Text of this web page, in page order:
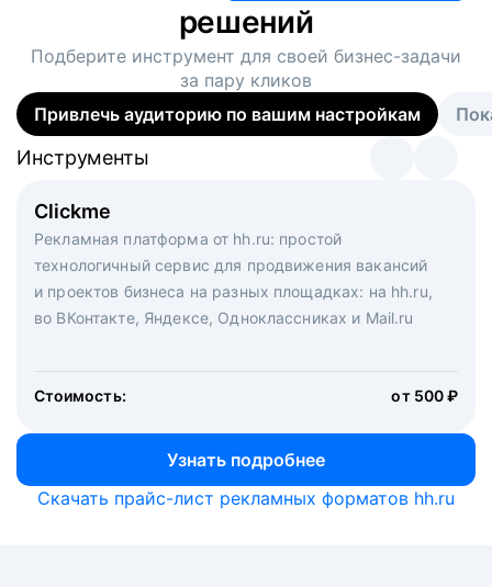
решений
Подберите инструмент для своей бизнес-задачи
за пару кликов
Привлечь аудиторию по вашим настройкам
Clickme
Рекламная платформа от hh.ru: простой
технологичный сервис для продвижения вакансий
и проектов бизнеса на разных площадках: на hh.ru,
во ВКонтакте, Яндексе, Одноклассниках и Mail.ru
Стоимость: от 500 ₽
Узнать подробнее
Инструменты
Вакансия дня
Рекламный формат для вакансий на главной странице
hh.ru. Увеличивает количество откликов
Инструменты
Массовый подбор под ключ. Решите, сколько
кандидатов и когда вам нужно, и за дело возьмутся
маркетологи, рекрутеры и проектные менеджеры
hh.ru с целым набором digital-инструментов
Инструменты
Скачать прайс-лист рекламных форматов hh.ru